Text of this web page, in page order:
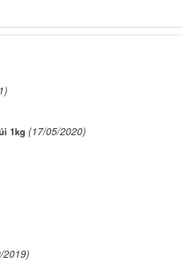
1kg (17/05/2020)
2019)